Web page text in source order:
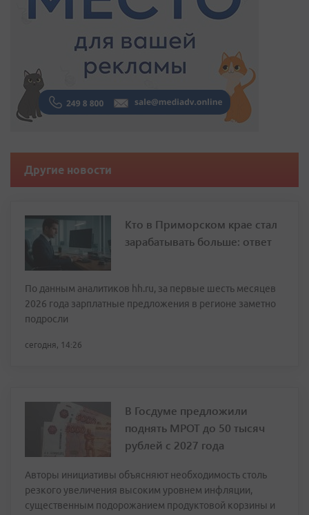
Другие новости
Кто в Приморском крае стал
зарабатывать больше: ответ
По данным аналитиков hh.ru, за первые шесть месяцев
2026 года зарплатные предложения в регионе заметно
подросли
сегодня, 14:26
В Госдуме предложили
поднять МРОТ до 50 тысяч
рублей с 2027 года
Авторы инициативы объясняют необходимость столь
резкого увеличения высоким уровнем инфляции,
существенным подорожанием продуктовой корзины и